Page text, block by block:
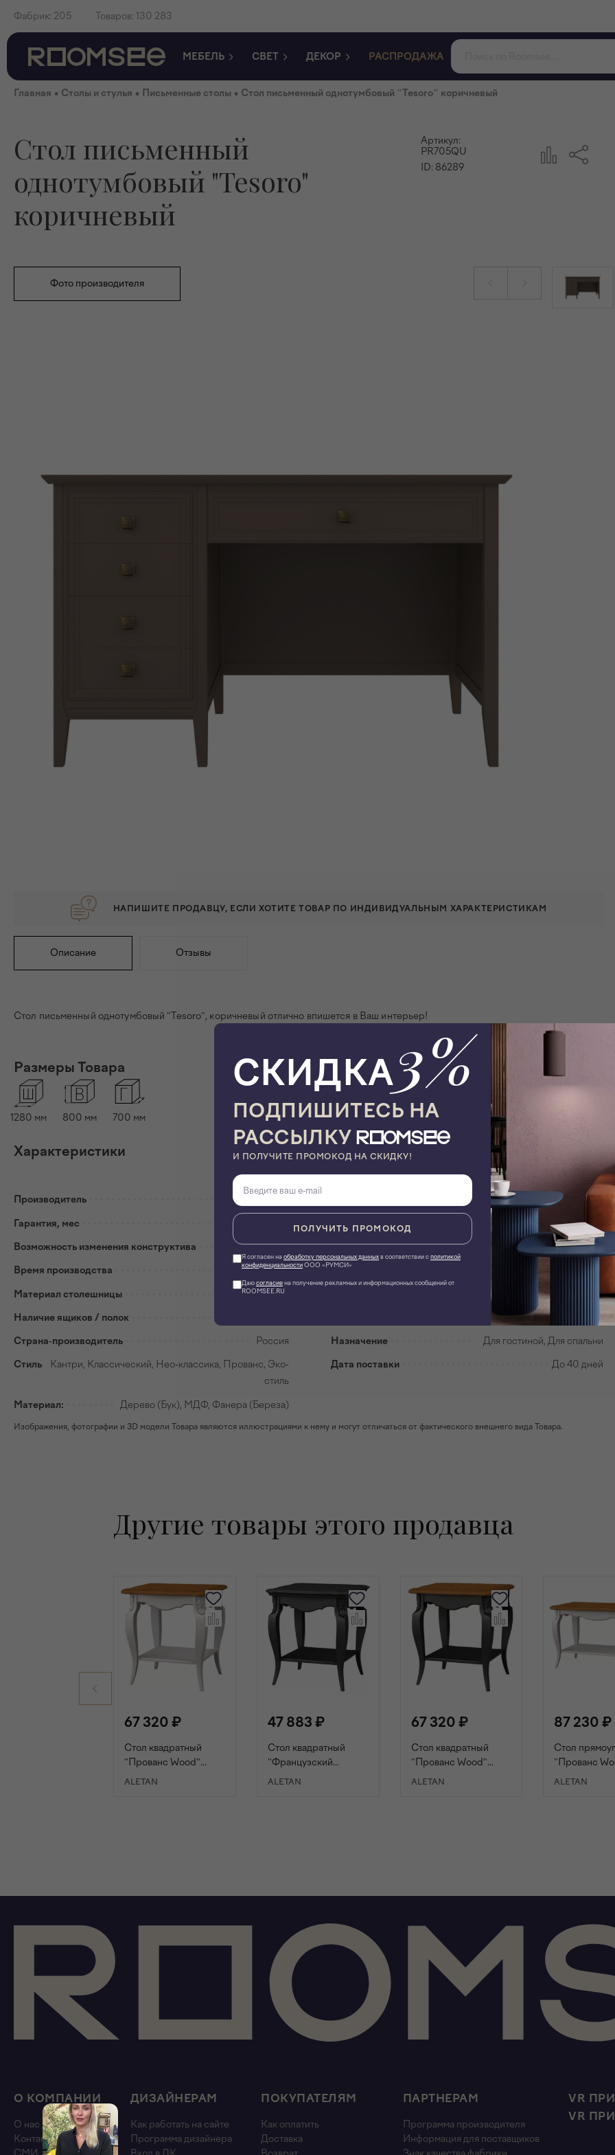
Фабрик: 205 Товаров: 130 283
МЕБЕЛЬ СВЕТ ДЕКОР РАСПРОДАЖА
Главная • Столы и стулья • Письменные столы • Стол письменный однотумбовый "Tesoro" коричневый
Стол письменный
однотумбовый "Tesoro"
коричневый
Артикул:
PR705QU
ID: 86289
Фото производителя
НАПИШИТЕ ПРОДАВЦУ, ЕСЛИ ХОТИТЕ ТОВАР ПО ИНДИВИДУАЛЬНЫМ ХАРАКТЕРИСТИКАМ
Описание Отзывы
Стол письменный однотумбовый "Tesoro", коричневый отлично впишется в Ваш интерьер!
Размеры Товара
1280 мм 800 мм 700 мм
Характеристики
Производитель 50
Гарантия, мес Объем 0,71 м³
Возможность изменения конструктива Нет Место отгрузки г. Владимир
Время производства Новодел Цвет Коричневый
Материал столешницы Бук, МДФ Прямоугольный
Наличие ящиков / полок Без механизма
Страна-производитель Россия Назначение Для гостиной, Для спальни
Стиль
Кантри, Классический, Нео-классика, Прованс, Эко-
стиль
Дата поставки До 40 дней
Материал: Дерево (Бук), МДФ, Фанера (Береза)
Изображения, фотографии и 3D модели Товара являются иллюстрациями к нему и могут отличаться от фактического внешнего вида Товара.
Другие товары этого продавца
67 320 ₽
Стол квадратный
"Прованс Wood"
слоновая кость/ясень
ALETAN
47 883 ₽
Стол квадратный
"Французский
прованс" черный
ALETAN
67 320 ₽
Стол квадратный
"Прованс Wood"
черный/ясень
ALETAN
87 230 ₽
Стол
"Прованс
слоновая
ALETAN
О КОМПАНИИ
О нас
Контакты
ДИЗАЙНЕРАМ
Как работать на сайте
Программа дизайнера
ПОКУПАТЕЛЯМ
Как оплатить
Доставка
ПАРТНЕРАМ
Программа производителя
Информация для поставщиков
VR
VR
СКИДКА3%
ПОДПИШИТЕСЬ НА
РАССЫЛКУ
И ПОЛУЧИТЕ ПРОМОКОД НА СКИДКУ!
ПОЛУЧИТЬ ПРОМОКОД
Я согласен на обработку персональных данныхв соответствии сполитикой
конфиденциальностиООО «РУМСИ»
Даюсогласиена получение рекламных и информационных сообщений от
ROOMSEE.RU